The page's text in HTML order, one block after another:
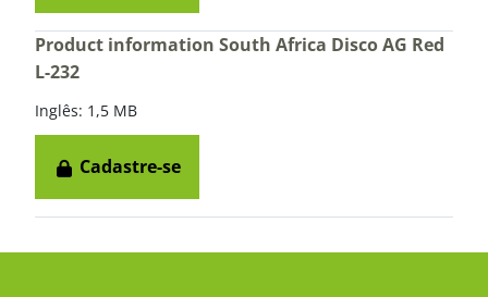
Product information South Africa Disco AG Red
L-232
Inglês: 1,5 MB
Cadastre-se